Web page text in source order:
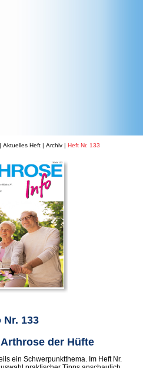
| Aktuelles Heft | Archiv | Heft Nr. 133
133
der Hüfte
ein Schwerpunktthema. Im Heft Nr.